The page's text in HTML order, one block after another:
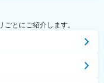
とにご紹介します。